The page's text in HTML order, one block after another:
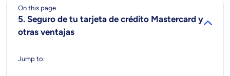
On this page
5. Seguro de tu tarjeta de crédito Mastercard y
otras ventajas
Jump to: